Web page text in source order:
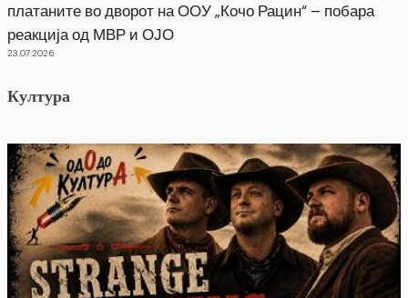
платаните во дворот на ООУ „Кочо Рацин“ – побара
реакција од МВР и ОЈО
23.07.2026
Култура